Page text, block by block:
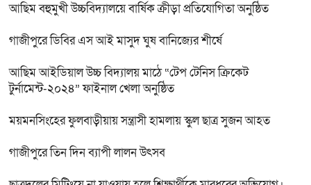
আছিম বহুমুখী উচ্চবিদ্যালয়ে বার্ষিক ক্রীড়া প্রতিযোগিতা অনুষ্ঠিত
গাজীপুরে ডিবির এস আই মাসুদ ঘুষ বানিজ্যের শীর্ষে
আছিম আইডিয়াল উচ্চ বিদ্যালয় মাঠে “টেপ টেনিস ক্রিকেট
টুর্নামেন্ট-২০২৪” ফাইনাল খেলা অনুষ্ঠিত
ময়মনসিংহের ফুলবাড়ীয়ায় সন্ত্রাসী হামলায় স্কুল ছাত্র সুজন আহত
গাজীপুরে তিন দিন ব্যাপী লালন উৎসব